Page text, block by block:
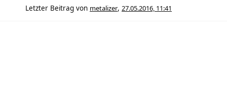
Letzter Beitrag von metalizer, 27.05.2016, 11:41